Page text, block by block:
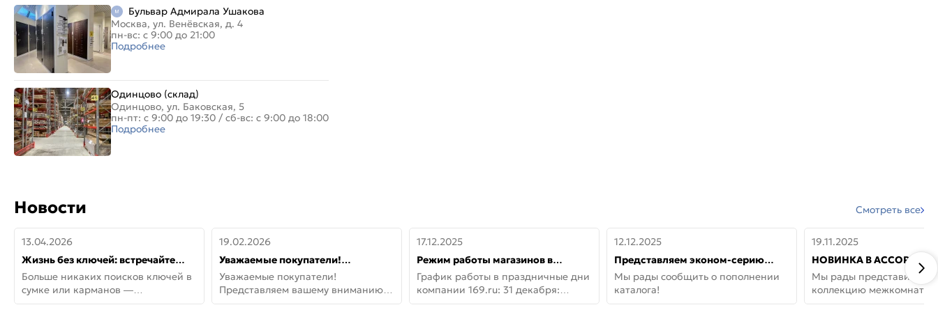
Бульвар Адмирала Ушакова
Москва, ул. Венёвская, д. 4
пн-вс: с 9:00 до 21:00
Подробнее
Одинцово (склад)
Одинцово, ул. Баковская, 5
пн-пт: с 9:00 до 19:30 / сб-вс: с 9:00 до 18:00
Подробнее
Новости Смотреть все
13.04.2026
Жизнь без ключей: встречайте
новую дверь СИТИ ИНТЕГРА
АйКью!
Больше никаких поисков ключей в
сумке или карманов —
представляем СИТИ ИНТЕГРА
19.02.2026
Уважаемые покупатели!
Представляем вашему вниманию
новинки от Armadillo!
Уважаемые покупатели!
Представляем вашему вниманию
новинки от Armadillo! Новая
17.12.2025
Режим работы магазинов в
праздничные дни с 31 декабря по
11 января
График работы в праздничные дни
компании 169.ru: 31 декабря:
Заказы, самовывоз и доставки —
12.12.2025
Представляем эконом-серию
дверей от бренда Portika, где цена
не значит «просто»
Мы рады сообщить о пополнении
каталога!
19.11.2025
НОВИНКА В
ДВЕРИ GLOSSMAT —
НЕОКЛАССИКА И УЮТ
Мы рады представить
коллекцию
GlossMat